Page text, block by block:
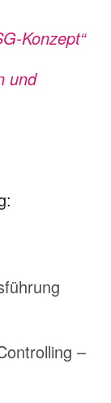
Konzept“
und
–